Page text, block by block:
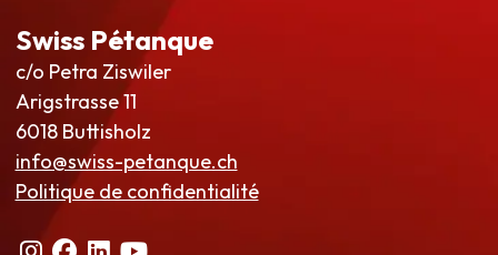
Swiss Pétanque
c/o Petra Ziswiler
Arigstrasse 11
6018 Buttisholz
info@swiss-petanque.ch
Politique de confidentialité